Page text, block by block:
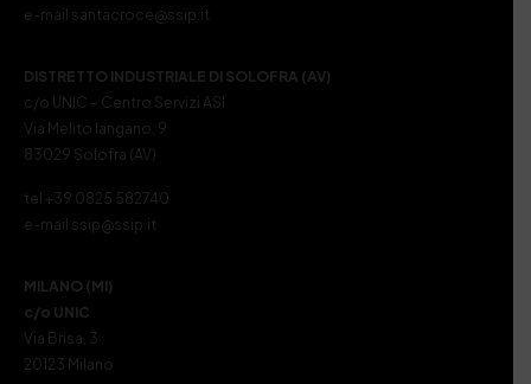
e-mail santacroce@ssip.it
DISTRETTO INDUSTRIALE DI SOLOFRA (AV)
c/o UNIC – Centro Servizi ASI
Via Melito Iangano, 9
83029 Solofra (AV)
tel +39 0825 582740
e-mail ssip@ssip.it
MILANO (MI)
c/o UNIC
Via Brisa, 3
20123 Milano